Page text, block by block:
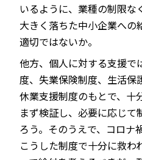
いるように、業種の制限
大きく落ちた中小企業への
適切ではないか。
他方、個人に対する支援で
度、失業保険制度、生活保
休業支援制度のもとで、十
まず検証し、必要に応じ
ろう。そのうえで、コロナ
こうした制度で十分に救